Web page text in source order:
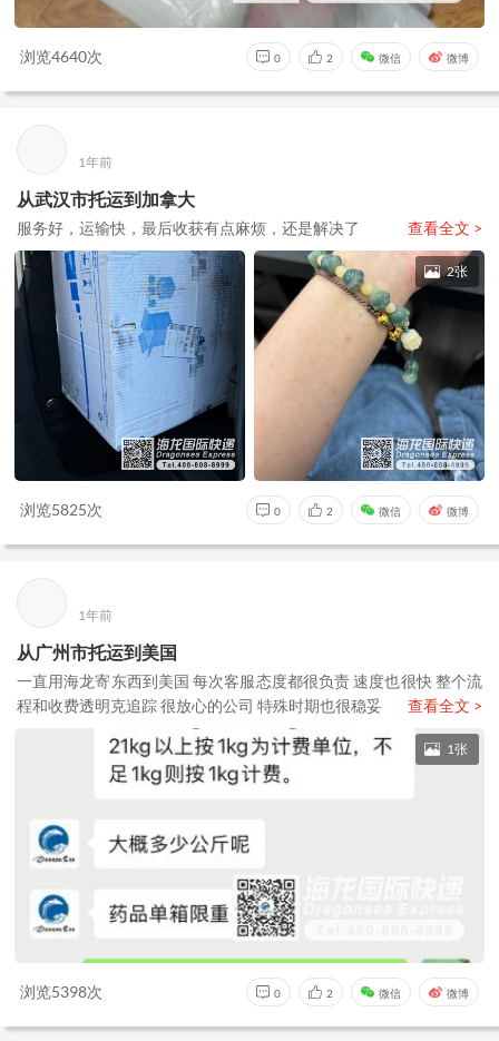
浏览4640次 0 2 微信 微博
1年前
从武汉市托运到加拿大
服务好，运输快，最后收获有点麻烦，还是解决了 查看全文 >
2张
浏览5825次 0 2 微信 微博
1年前
从广州市托运到美国
一直用海龙寄东西到美国 每次客服态度都很负责 速度也很快 整个流
程和收费透明克追踪 很放心的公司 特殊时期也很稳妥
查看全文 >
1张
浏览5398次 0 2 微信 微博